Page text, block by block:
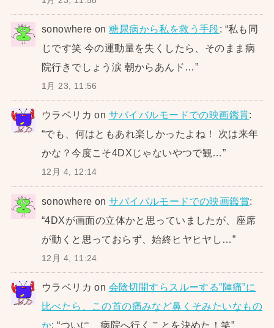
sonowhere on糖尿病から私を救う手段: “私も同
じです笑 今の運動量を失くしたら、そのまま病
院行きでしょう涙 朝からあんド…”
1月 23, 11:56
ウラベリカ on サバイバルモードでの映画鑑賞:
“でも、何はともあれ楽しかったよね！ 次は来年
かな？今度こそ4DXじゃないやつで観…”
12月 4, 12:14
sonowhere onサバイバルモードでの映画鑑賞:
“4DXが画面の立体かと思っていましたが、座席
が動くと思っておらず、始終ヒヤヒヤし…”
12月 4, 11:24
ウラベリカ on 会陰切開すらスルーする”陣痛”に
比べたら、この首の痛みなど鼻くそみたいなもの
か: “ついに、病院へ行くことを決めた！笑”